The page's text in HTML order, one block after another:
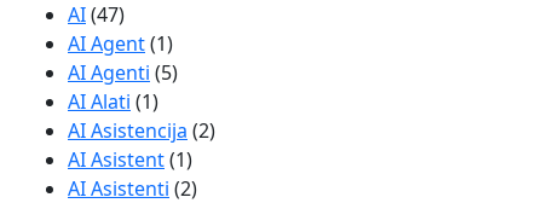
AI(47)
AI Agent(1)
AI Agenti (5)
AI Alati (1)
AI Asistencija (2)
AI Asistent(1)
AI Asistenti (2)